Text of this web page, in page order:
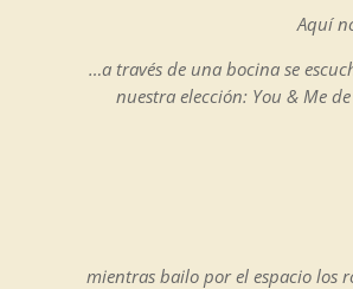
Aquí
…a través de una bocina se
nuestra elección: You & Me
mientras bailo por el espacio los